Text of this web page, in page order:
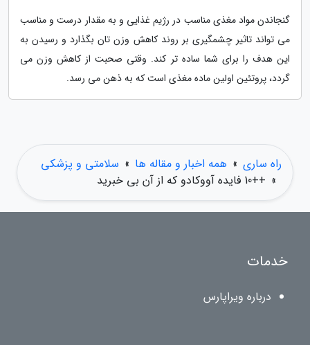
گنجاندن مواد مغذی مناسب در رژیم غذایی و به مقدار درست و مناسب
می تواند تاثیر چشمگیری بر روند کاهش وزن تان بگذارد و رسیدن به
این هدف را برای شما ساده تر کند. وقتی صحبت از کاهش وزن می
گردد، پروتئین اولین ماده مغذی است که به ذهن می رسد.
راه ساری » همه اخبار و مقاله ها » سلامتی و پزشکی
» ++10 فایده آووکادو که از آن بی خبرید
خدمات
درباره ویراپارس